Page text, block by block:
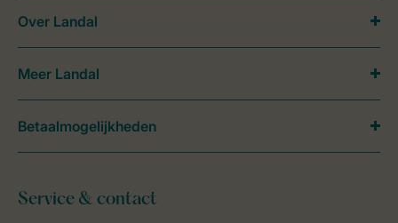
Service & contact
Over Landal
Meer Landal
Betaalmogelijkheden